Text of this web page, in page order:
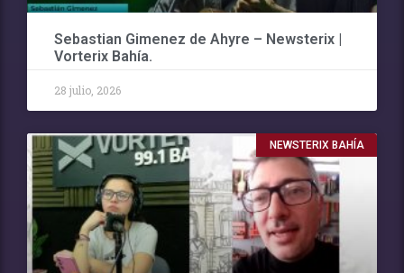
Sebastian Gimenez de Ahyre – Newsterix |
Vorterix Bahía.
28 julio, 2026
NEWSTERIX BAHÍA